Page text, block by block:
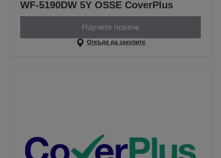
WF-5190DW 5Y OSSE CoverPlus
Научете повече
Откъде да закупите